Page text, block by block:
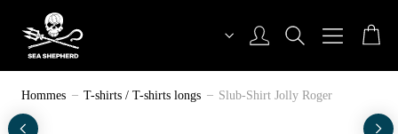
contenu
Sea Shepherd Switzerland
Hommes T-shirts / T-shirts longs Slub-Shirt Jolly Roger